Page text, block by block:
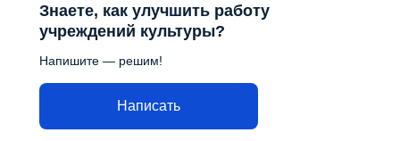
Знаете, как улучшить работу
учреждений культуры?
Напишите — решим!
Написать